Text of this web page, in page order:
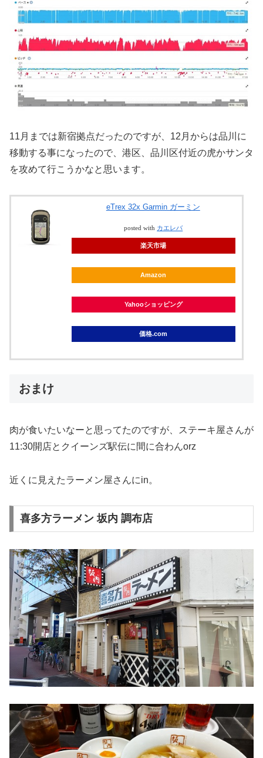
11月までは新宿拠点だったのですが、12月からは品川に
移動する事になったので、港区、品川区付近の虎かサンタ
を攻めて行こうかなと思います。
eTrex 32x Garmin ガーミン
posted with カエレバ
楽天市場
Amazon
Yahooショッピング
価格.com
おまけ
肉が食いたいなーと思ってたのですが、ステーキ屋さんが
11:30開店とクイーンズ駅伝に間に合わんorz
近くに見えたラーメン屋さんにin。
喜多方ラーメン 坂内 調布店